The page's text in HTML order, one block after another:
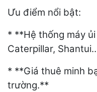
Ưu điểm nổi bật:
* **Hệ thống máy
Caterpillar,
* **Giá thuê minh
trường.**